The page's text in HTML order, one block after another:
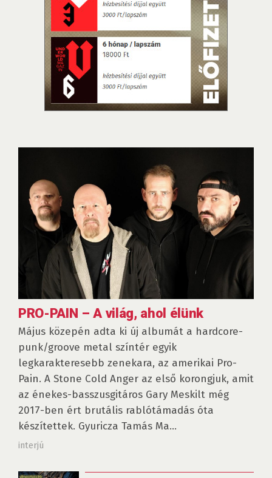
PRO-PAIN – A világ, ahol élünk
Május közepén adta ki új albumát a hardcore-
punk/groove metal színtér egyik
legkarakteresebb zenekara, az amerikai Pro-
Pain. A Stone Cold Anger az első korongjuk, amit
az énekes-basszusgitáros Gary Meskilt még
2017-ben ért brutális rablótámadás óta
készítettek. Gyuricza Tamás Ma...
interjú